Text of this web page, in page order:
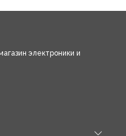
электроники и